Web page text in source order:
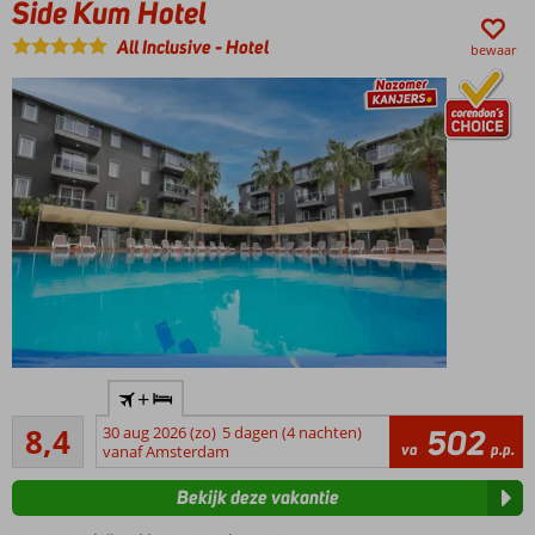
Side Kum Hotel
All Inclusive-Hotel bewaar
Familiehotel
comfortabele
(familie)kamers
en centrale
Kümköy
8,4Zeer goed
361
beoordelingen
+
30 aug 2026 (zo) 5 dagen (4 nachten)
vanaf Amsterdam
va 502 p.p.
Bekijk deze vakantie